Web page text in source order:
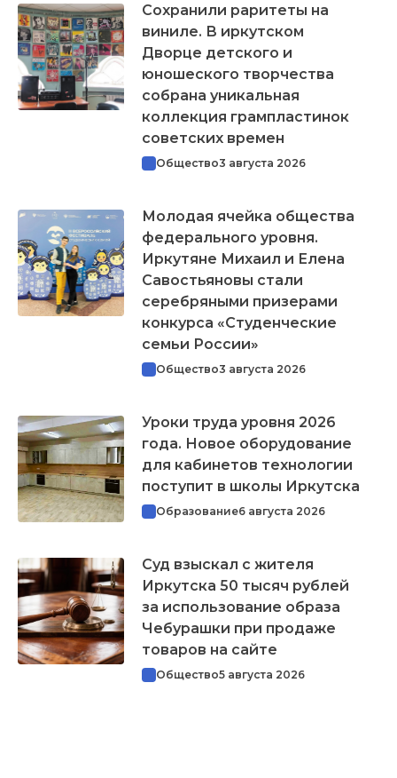
Сохранили раритеты на
виниле. В иркутском
Дворце детского и
юношеского творчества
собрана уникальная
коллекция грампластинок
советских времен
Общество3 августа 2026
Молодая ячейка общества
федерального уровня.
Иркутяне Михаил и Елена
Савостьяновы стали
серебряными призерами
конкурса «Студенческие
семьи России»
Общество3 августа 2026
Уроки труда уровня 2026
года. Новое оборудование
для кабинетов технологии
поступит в школы Иркутска
Образование6 августа 2026
Суд взыскал с жителя
Иркутска 50 тысяч рублей
за использование образа
Чебурашки при продаже
товаров на сайте
Общество5 августа 2026